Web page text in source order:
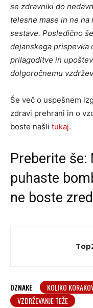
se zdravniki do
telesne mase in ne
sestave. Posledično
dejanskega prispevka
prilagoditve in
dolgoročnemu
Še več o uspešnem
zdravi prehrani in o
boste našli tukaj.
Preberite še:
puhaste
ne boste
OZNAKE KOLIKO
VZDRŽEVANJE TEŽE